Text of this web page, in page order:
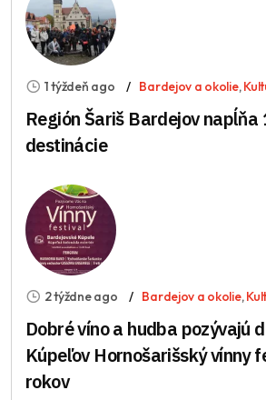
1 týždeň ago Bardejov a okolie,
Región Šariš Bardejov
destinácie
2 týždne ago Bardejov a okolie,
Dobré víno a hudba pozývajú
Kúpeľov Hornošarišský vínny
rokov